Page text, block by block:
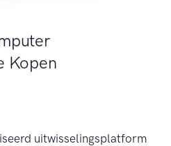
Kopen
uitwisselingsplatform